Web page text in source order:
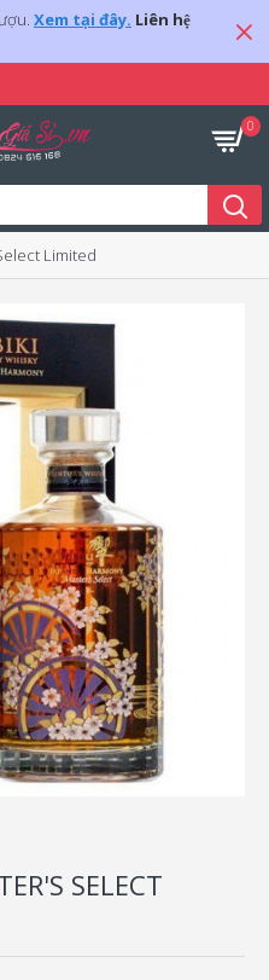
Xem tại đây. Liên hệ
0
Limited
SELECT